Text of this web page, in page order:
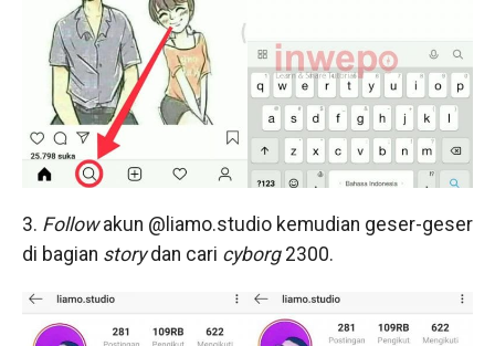
3. Followakun @liamo.studio kemudian geser-geser
di bagian storydan cari cyborg2300.